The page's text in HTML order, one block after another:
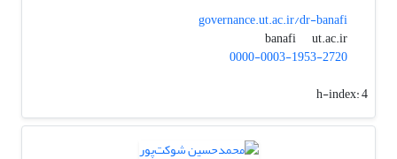
governance.ut.ac.ir/dr-banafi
banafi
ut.ac.ir
0000-0003-1953-2720
h-index:4